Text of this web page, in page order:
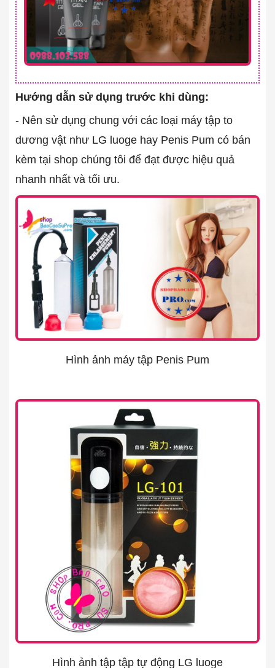
Hướng dẫn sử dụng trước khi dùng:
- Nên sử dụng chung với các loại máy tập to
dương vật như LG luoge hay Penis Pum có bán
kèm tại shop chúng tôi để đạt được hiệu quả
nhanh nhất và tối ưu.
Hình ảnh máy tập Penis Pum
Hình ảnh tập tập tự động LG luoge